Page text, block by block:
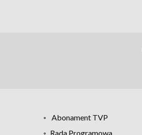
Abonament TVP
Rada Programowa